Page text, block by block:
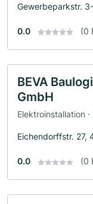
Gewerbeparkstr.
0.0 (0
BEVA
GmbH
Elektroinstallation
Eichendorffstr. 27,
0.0 (0